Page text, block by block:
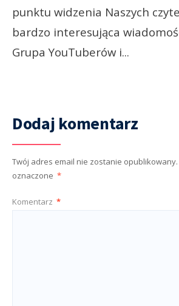
punktu widzenia Naszych
bardzo interesująca
Grupa YouTuberów i...
Dodaj komentarz
Twój adres email nie zostanie opublikowany.
oznaczone *
Komentarz *